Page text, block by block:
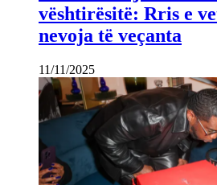
vështirësitë: Rris e
nevoja të veçanta
11/11/2025